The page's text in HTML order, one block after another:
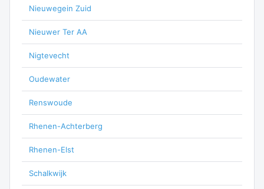
Nieuwegein Zuid
Nieuwer Ter AA
Nigtevecht
Oudewater
Renswoude
Rhenen-Achterberg
Rhenen-Elst
Schalkwijk